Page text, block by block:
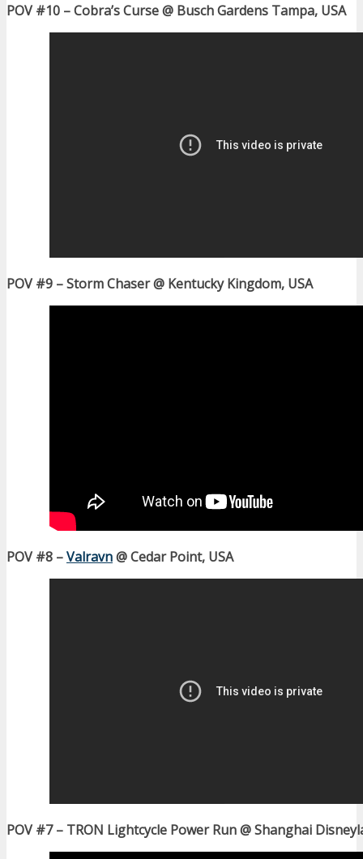
POV #10 – Cobra’s Curse @ Busch Gardens Tampa, USA
POV #9 – Storm Chaser @ Kentucky Kingdom, USA
POV #8 –Valravn@ Cedar Point, USA
POV #7 – TRON Lightcycle Power Run @ Shanghai